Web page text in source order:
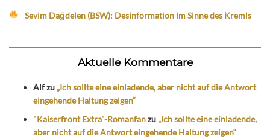
Sevim Dağdelen (BSW): Desinformation im Sinne des Kremls
Aktuelle Kommentare
Alfzu „Ich sollte eine einladende, aber nicht auf die Antwort
eingehende Haltung zeigen“
"Kaiserfront Extra"-Romanfanzu „Ich sollte eine einladende,
aber nicht auf die Antwort eingehende Haltung zeigen“